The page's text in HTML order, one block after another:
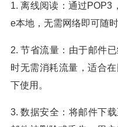
1. 离线阅读：通过
e本地，无需网络即可随
2. 节省流量：由于邮件
时无需消耗流量，适合
下使用。
3. 数据安全：将邮件下